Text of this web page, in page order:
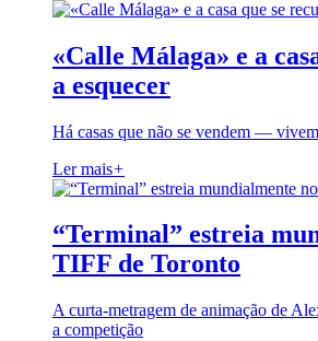
«Calle Málaga» e a
a esquecer
Há casas que não se vendem —
Ler mais+
“Terminal” estreia
TIFF de Toronto
A curta-metragem de animação de
a competição